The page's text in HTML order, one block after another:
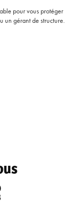
pour vous protéger
un gérant de structure.